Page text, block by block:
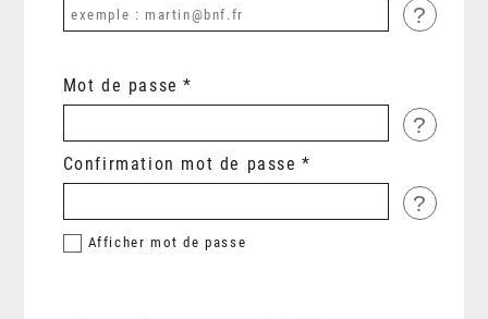
?
Mot de passe
?
Confirmation mot de passe
?
Afficher mot de passe